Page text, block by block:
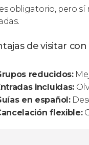
obligatorio, pero
de visitar
reducidos:
incluidas:
en español:
flexible: